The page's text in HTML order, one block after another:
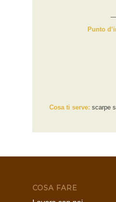
Punto
Cosa ti serve: scarpe
COSA FARE